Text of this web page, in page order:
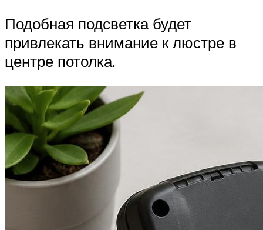
Подобная подсветка будет
привлекать внимание к люстре в
центре потолка.